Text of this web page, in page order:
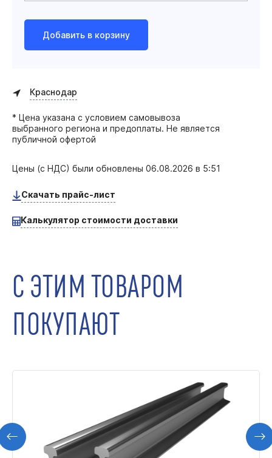
Добавить в корзину
Краснодар
* Цена указана с условием самовывоза
выбранного региона и предоплаты. Не является
публичной офертой
Цены (с НДС) были обновлены 06.08.2026 в 5:51
Скачать прайс-лист
Калькулятор стоимости доставки
С ЭТИМ ТОВАРОМ
ПОКУПАЮТ